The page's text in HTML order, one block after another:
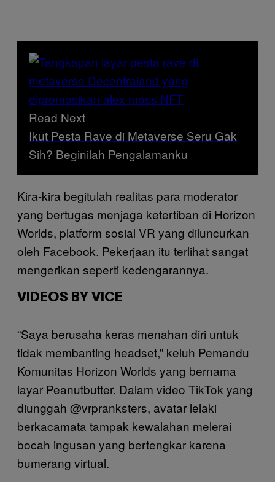
Read Next
Ikut Pesta Rave di Metaverse Seru Gak
Sih? Beginilah Pengalamanku
Kira-kira begitulah realitas para moderator
yang bertugas menjaga ketertiban di Horizon
Worlds, platform sosial VR yang diluncurkan
oleh Facebook. Pekerjaan itu terlihat sangat
mengerikan seperti kedengarannya.
VIDEOS BY VICE
“Saya berusaha keras menahan diri untuk
tidak membanting headset,” keluh Pemandu
Komunitas Horizon Worlds yang bernama
layar Peanutbutter. Dalam video TikTok yang
diunggah @vrpranksters, avatar lelaki
berkacamata tampak kewalahan melerai
bocah ingusan yang bertengkar karena
bumerang virtual.